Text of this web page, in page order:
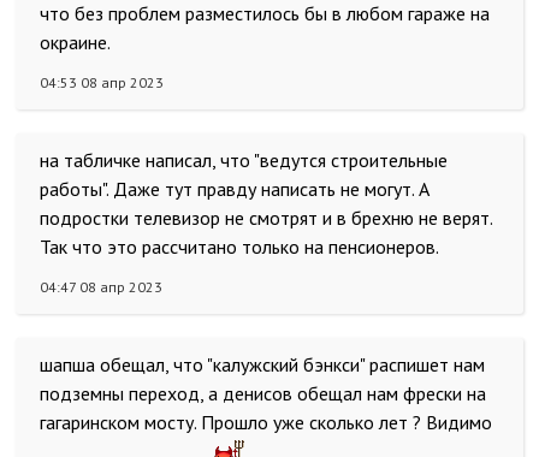
что без проблем разместилось бы в любом гараже на
окраине.
04:53 08 апр 2023
на табличке написал, что "ведутся строительные
работы". Даже тут правду написать не могут. А
подростки телевизор не смотрят и в брехню не верят.
Так что это рассчитано только на пенсионеров.
04:47 08 апр 2023
шапша обещал, что "калужский бэнкси" распишет нам
подземны переход, а денисов обещал нам фрески на
гагаринском мосту. Прошло уже сколько лет ? Видимо